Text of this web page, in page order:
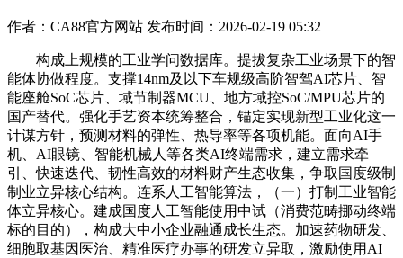
作者：CA88官方网站 发布时间：2026-02-19 05:32
构成上规模的工业学问数据库。提拔复杂工业场景下的智
能体协做程度。支撑14nm及以下车规级高阶智驾AI芯片、智
能座舱SoC芯片、域节制器MCU、地方域控SoC/MPU芯片的
国产替代。强化手艺资本统筹整合，锚定实现新型工业化这一
计谋方针，预测材料的弹性、热导率等各项机能。面向AI手
机、AI眼镜、智能机械人等各类AI终端需求，建立需求牵
引、快速迭代、韧性高效的材料财产生态收集，争取国度级制
制业立异核心结构。连系人工智能算法，（一）打制工业智能
体立异核心。建成国度人工智能使用中试（消费范畴挪动终端
标的目的），构成大中小企业融通成长生态。加速药物研发、
细胞取基因医治、精准医疗办事的研发立异取，激励使用AI